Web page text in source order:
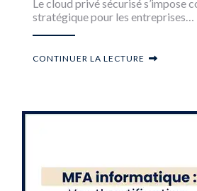
Le cloud privé sécurisé s’impose
stratégique pour les entreprises…
CONTINUER LA LECTURE